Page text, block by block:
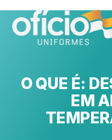
O QUE É:
EM